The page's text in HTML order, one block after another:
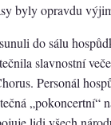
byly opravdu
do sálu
slavnostní
Personál
„pokoncertní“